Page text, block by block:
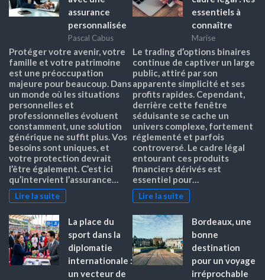
assurance
personnalisée
Pascal Cabus
Protéger votre avenir, votre
famille et votre patrimoine
est une préoccupation
majeure pour beaucoup. Dans
un monde où les situations
personnelles et
professionnelles évoluent
constamment, une solution
générique ne suffit plus. Vos
besoins sont uniques, et
votre protection devrait
l’être également. C’est ici
qu’intervient l’assurance…
Lire la suite
essentiels à
connaître
Marise
Le trading d’options binaires
continue de captiver un large
public, attiré par son
apparente simplicité et ses
profits rapides. Cependant,
derrière cette fenêtre
séduisante se cache un
univers complexe, fortement
réglementé et parfois
controversé. Le cadre légal
entourant ces produits
financiers dérivés est
essentiel pour…
Lire la suite
La place du
sport dans la
diplomatie
internationale :
un vecteur de
Bordeaux, une
bonne
destination
pour un voyage
irréprochable